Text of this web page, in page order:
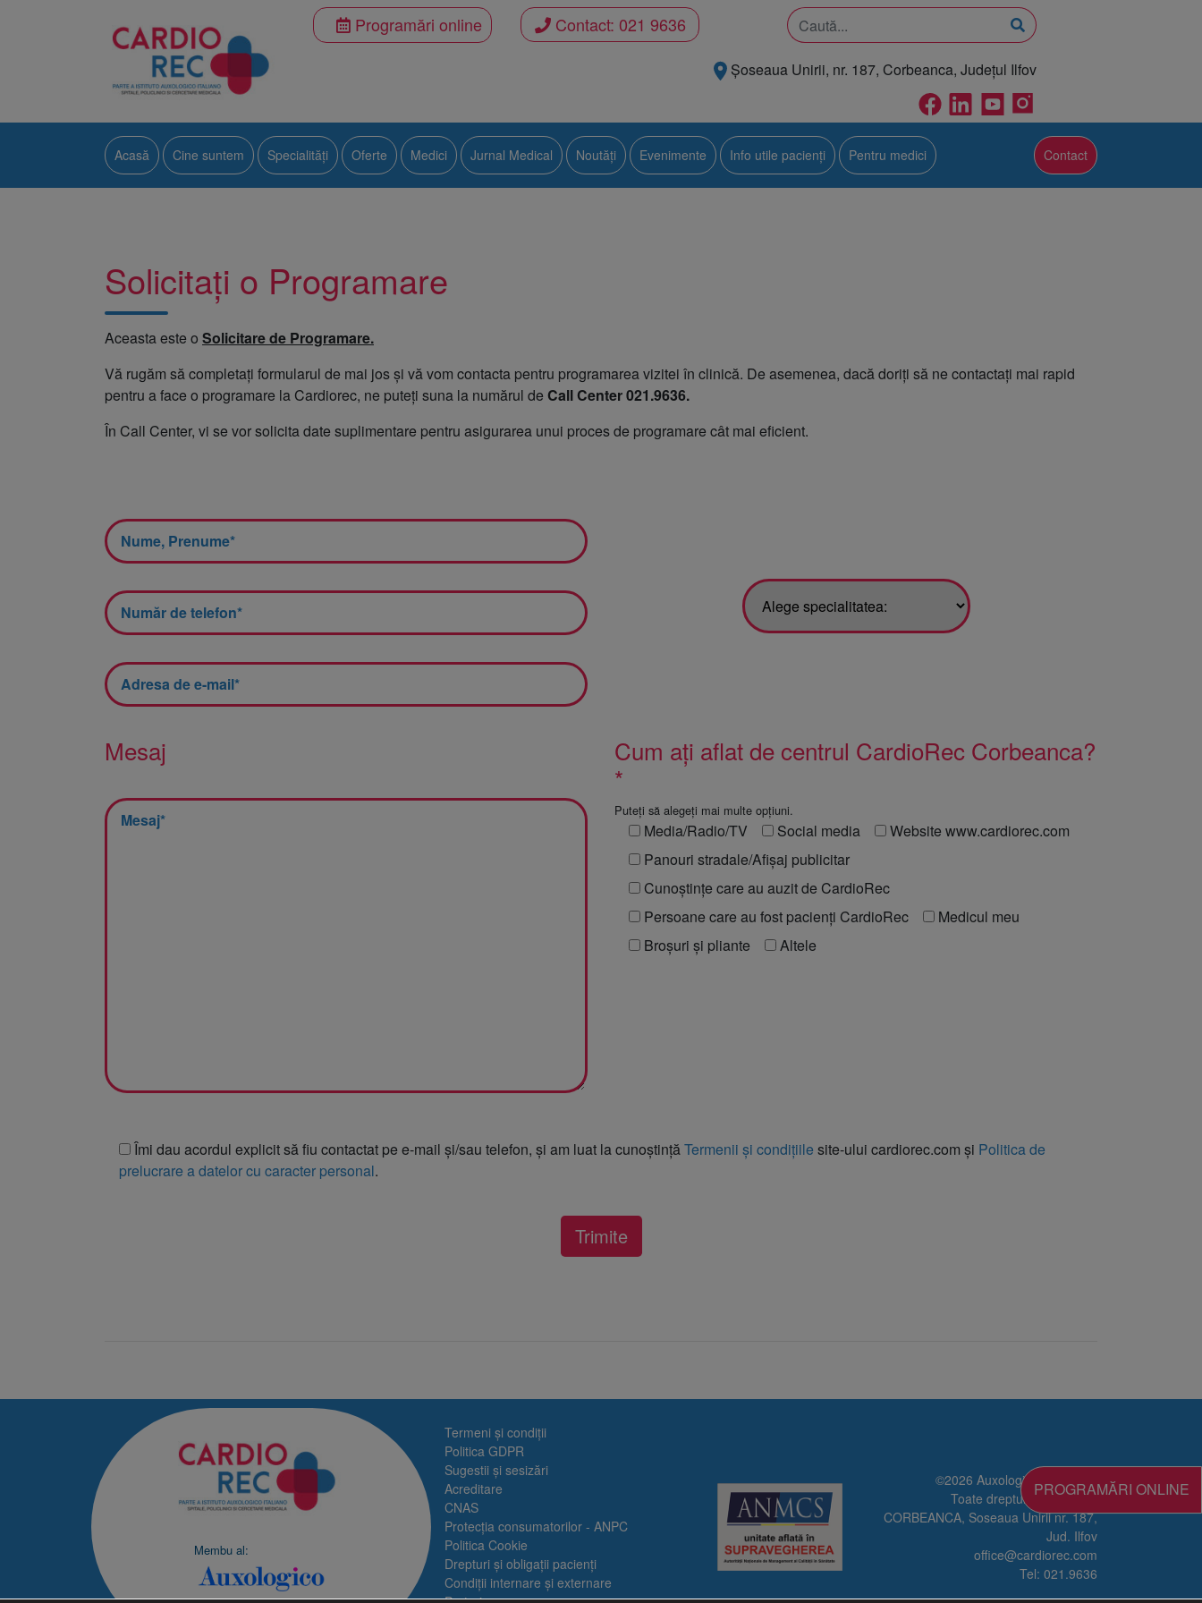
Programări online Contact: 021 9636
Șoseaua Unirii, nr. 187, Corbeanca, Județul Ilfov
Acasă Cine suntem Specialități
Diabet, nutriție și boli metabolice
Medicină de familie
Medicină internă
Neurologie
Ortopedie și traumatologie
Oferte Medici Jurnal Medical Noutăți Evenimente Info utile pacienți Pentru medici Contact
Solicitați o Programare
Aceasta este o Solicitare de Programare.
Vă rugăm să completați formularul de mai jos și vă vom contacta pentru programarea vizitei în clinică. De asemenea, dacă doriți să ne contactați mai rapid
pentru a face o programare la Cardiorec, ne puteți suna la numărul de Call Center 021.9636.
În Call Center, vi se vor solicita date suplimentare pentru asigurarea unui proces de programare cât mai eficient.
Mesaj
Cum ați aflat de centrul CardioRec Corbeanca?
*
Puteți să alegeți mai multe opțiuni.
Media/Radio/TV Social media
Website www.cardiorec.com
Panouri stradale/Afișaj publicitar
Cunoștințe care au auzit de CardioRec
Persoane care au fost pacienți CardioRec
Medicul meu
Broșuri și pliante
Altele
Îmi dau acordul explicit să fiu contactat pe e-mail și/sau telefon, și am luat la cunoștință Termenii și condițiile site-ului cardiorec.com și Politica de
prelucrare a datelor cu caracter personal.
Membu al:
Termeni și condiții
Politica GDPR
Sugestii și sesizări
Acreditare
CNAS
Protecția consumatorilor - ANPC
Politica Cookie
Drepturi și obligații pacienți
Condiții internare și externare
©2026 Auxologico Cardiorec
Toate drepturile rezervate
CORBEANCA, Soseaua Unirii nr. 187,
Jud. Ilfov
office@cardiorec.com
Tel: 021.9636
PROGRAMĂRI ONLINE